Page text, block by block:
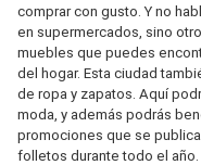
comprar con gusto. Y no
en supermercados, sino
muebles que puedes
del hogar. Esta ciudad
de ropa y zapatos. Aquí
moda, y además podrás
promociones que se
folletos durante todo el año.